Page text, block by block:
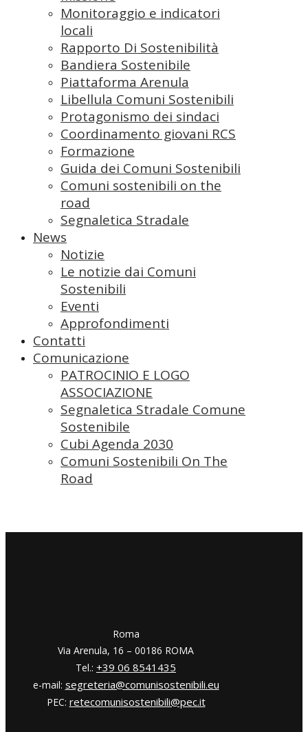
Monitoraggio e indicatori
locali
Rapporto Di Sostenibilità
Bandiera Sostenibile
Piattaforma Arenula
Libellula Comuni Sostenibili
Protagonismo dei sindaci
Coordinamento giovani RCS
Formazione
Guida dei Comuni Sostenibili
Comuni sostenibili on the
road
Segnaletica Stradale
News
Notizie
Le notizie dai Comuni
Sostenibili
Eventi
Approfondimenti
Contatti
Comunicazione
PATROCINIO E LOGO
ASSOCIAZIONE
Segnaletica Stradale Comune
Sostenibile
Cubi Agenda 2030
Comuni Sostenibili On The
Road
​​Roma
Via Arenula, 16 – 00186 ROMA
Tel.: +39 06 8541435
e-mail: segreteria@comunisostenibili.eu
PEC: retecomunisostenibili@pec.it